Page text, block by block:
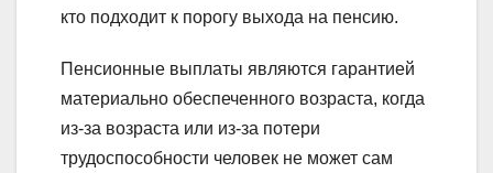
кто подходит к порогу выхода на пенсию.
Пенсионные выплаты являются гарантией
материально обеспеченного возраста, когда
из-за возраста или из-за потери
трудоспособности человек не может сам